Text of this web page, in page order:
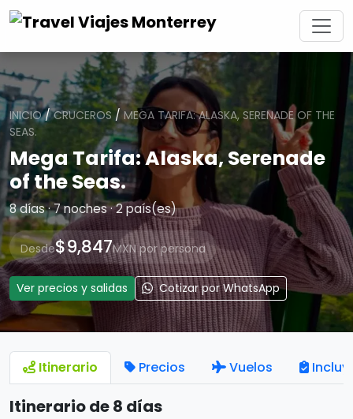
INICIO/CRUCEROS / MEGA TARIFA: ALASKA, SERENADE OF THE
SEAS.
Mega Tarifa: Alaska, Serenade
of the Seas.
8 días · 7 noches · 2 país(es)
Desde$9,847MXN por persona
Ver precios y salidas Cotizar por WhatsApp
Itinerario Precios Vuelos
Itinerario de 8 días